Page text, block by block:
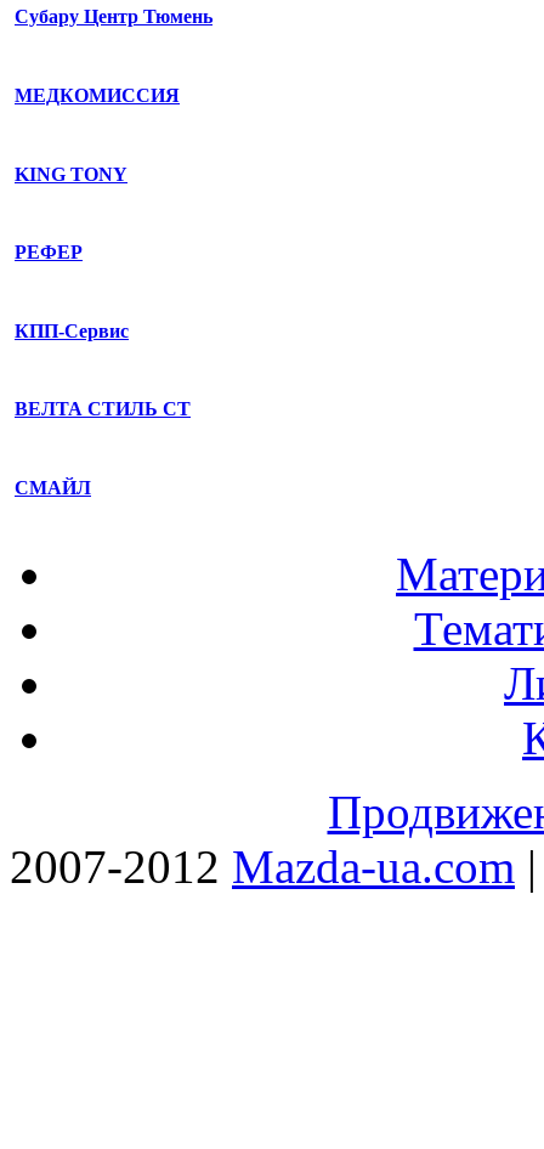
Субару Центр Тюмень
МЕДКОМИССИЯ
KING TONY
РЕФЕР
КПП-Сервис
ВЕЛТА СТИЛЬ СТ
СМАЙЛ
2007-2012 Mazda-ua.com